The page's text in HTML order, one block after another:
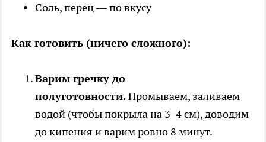
Соль, перец — по вкусу
Как готовить (ничего сложного):
Варим гречку до
полуготовности.Промываем, заливаем
водой (чтобы покрыла на 3–4 см), доводим
до кипения и варим ровно 8 минут.